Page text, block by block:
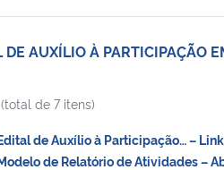
AUXÍLIO À PARTICIPAÇÃO
de 7 itens)
de Auxílio à Participação… – Link
de Relatório de Atividades –